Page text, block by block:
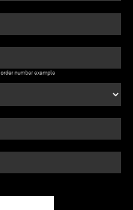
order number example